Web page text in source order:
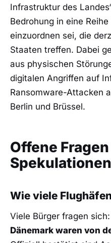
Infrastruktur des
Bedrohung in eine
einzuordnen sei, die
Staaten treffen. Dabei
aus physischen
digitalen Angriffen auf
Ransomware-Attacken
Berlin und Brüssel.
Offene
Spekulationen
Wie viele
Viele Bürger fragen sich:
Dänemark waren von